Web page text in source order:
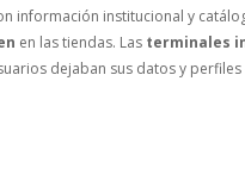
información institucional y
en las tiendas. Las terminales
dejaban sus datos y